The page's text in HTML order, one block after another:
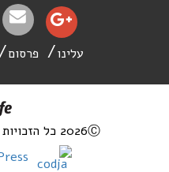
עלינו פרסום
2026Ⓒ כל הזכויות שמורות לוומן נט בע"מ